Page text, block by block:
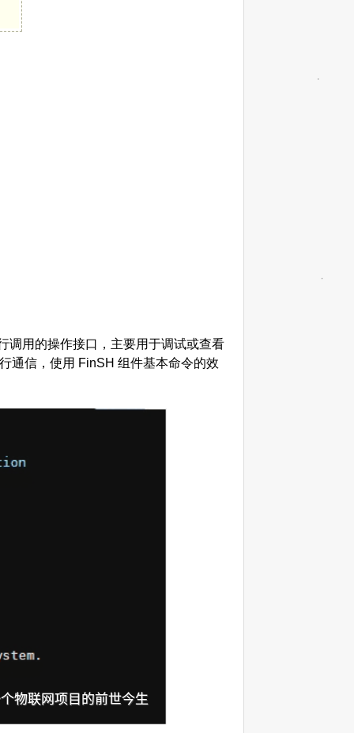
调用的操作接口，主要用于调试或查看
通信，使用 FinSH 组件基本命令的效